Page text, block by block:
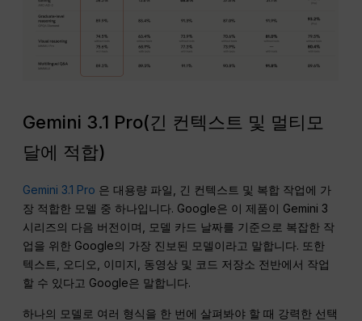
Gemini 3.1 Pro(긴 컨텍스트 및 멀티모
달에 적합)
Gemini 3.1 Pro 은 대용량 파일, 긴 컨텍스트 및 복합 작업에 가
장 적합한 모델 중 하나입니다. Google은 이 제품이 Gemini 3
시리즈의 다음 버전이며, 모델 카드 날짜를 기준으로 복잡한 작
업을 위한 Google의 가장 진보된 모델이라고 말합니다. 또한
텍스트, 오디오, 이미지, 동영상 및 코드 저장소 전반에서 작업
할 수 있다고 Google은 말합니다.
하나의 모델로 여러 형식을 한 번에 살펴봐야 할 때 강력한 선택